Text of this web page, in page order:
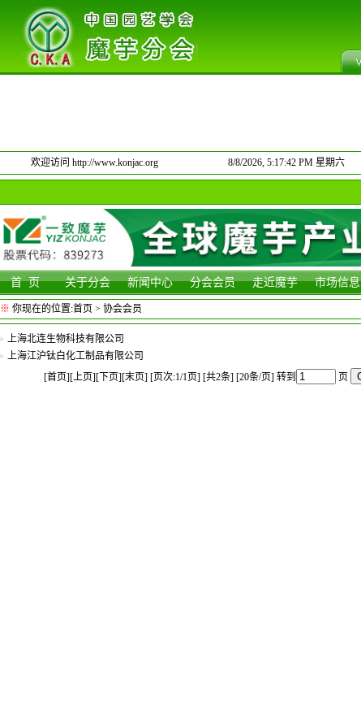
欢迎访问 http://www.konjac.org 8/8/2026, 5:17:43 PM 星期六
首 页 关于分会 新闻中心 分会会员 走近魔芋 市场信息
※ 你现在的位置:首页 > 协会会员
上海北连生物科技有限公司
上海江沪钛白化工制品有限公司
[首页][上页][下页][末页] [页次:1/1页] [共2条] [20条/页] 转到 页